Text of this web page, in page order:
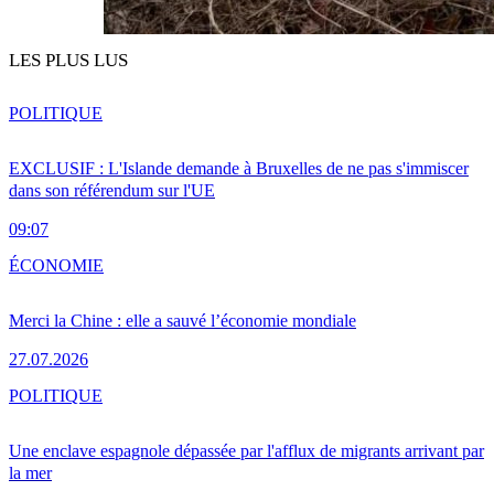
LES PLUS LUS
EXCLUSIF : L'Islande demande à Bruxelles de ne pas s'immiscer
dans son référendum sur l'UE
09:07
POLITIQUE
Merci la Chine : elle a sauvé l’économie mondiale
27.07.2026
ÉCONOMIE
Une enclave espagnole dépassée par l'afflux de migrants arrivant par
la mer
POLITIQUE